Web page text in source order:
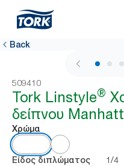
Back
509410
Tork Linstyle®
δείπνου
Χρώμα
Είδος διπλώματος 1/4